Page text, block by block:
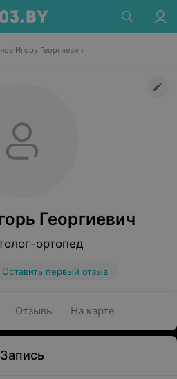
Игорь Георгиевич
Георгиевич
ортопед
Оставить первый отзыв
Отзывы На карте
Запись